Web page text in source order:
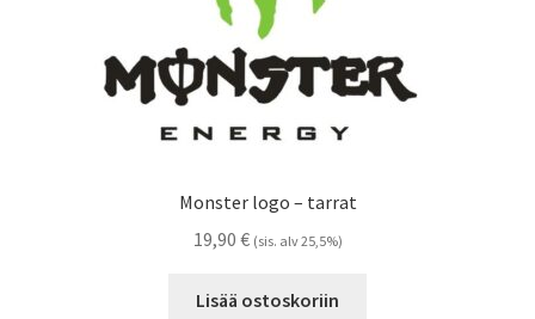
Monster logo – tarrat
19,90 € (sis. alv 25,5%)
Lisää ostoskoriin